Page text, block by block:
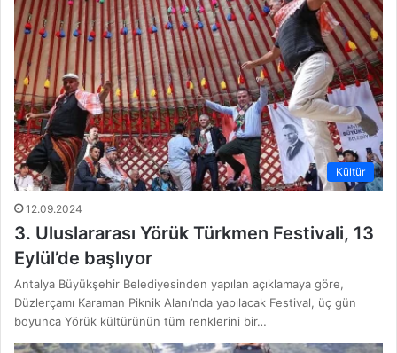
Kültür
12.09.2024
3. Uluslararası Yörük Türkmen Festivali, 13
Eylül’de başlıyor
Antalya Büyükşehir Belediyesinden yapılan açıklamaya göre,
Düzlerçamı Karaman Piknik Alanı’nda yapılacak Festival, üç gün
boyunca Yörük kültürünün tüm renklerini bir…